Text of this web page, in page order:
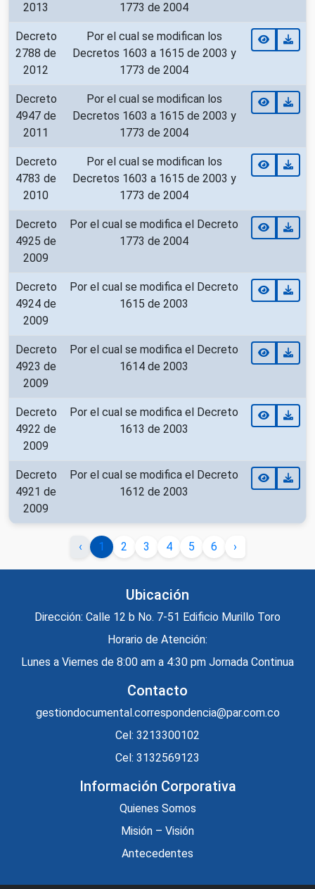
2013
1773 de 2004
Decreto
2788 de
2012
Por el cual se modifican los
Decretos 1603 a 1615 de 2003 y
1773 de 2004
Decreto
4947 de
2011
Por el cual se modifican los
Decretos 1603 a 1615 de 2003 y
1773 de 2004
Decreto
4783 de
2010
Por el cual se modifican los
Decretos 1603 a 1615 de 2003 y
1773 de 2004
Decreto
4925 de
2009
Por el cual se modifica el Decreto
1773 de 2004
Decreto
4924 de
2009
Por el cual se modifica el Decreto
1615 de 2003
Decreto
4923 de
2009
Por el cual se modifica el Decreto
1614 de 2003
Decreto
4922 de
2009
Por el cual se modifica el Decreto
1613 de 2003
Decreto
4921 de
2009
Por el cual se modifica el Decreto
1612 de 2003
‹ 1 2 3 4 5 6 ›
Ubicación
Dirección: Calle 12 b No. 7-51 Edificio Murillo Toro
Horario de Atención:
Lunes a Viernes de 8:00 am a 4:30 pm Jornada Continua
Contacto
gestiondocumental.correspondencia@par.com.co
Cel: 3213300102
Cel: 3132569123
Información Corporativa
Quienes Somos
Misión – Visión
Antecedentes